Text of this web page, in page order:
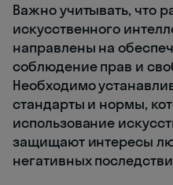
Важно учитывать, что
искусственного
направлены на
соблюдение прав и
Необходимо
стандарты и нормы,
использование
защищают интересы
негативных